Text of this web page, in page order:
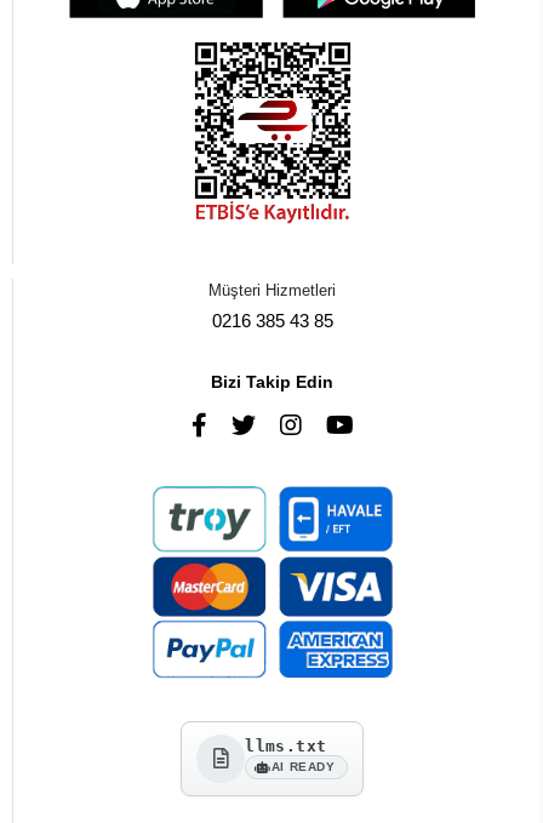
Müşteri Hizmetleri
0216 385 43 85
Bizi Takip Edin
llms.txt
AI READY